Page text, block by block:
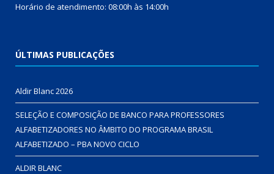
Horário de atendimento: 08:00h às 14:00h
ÚLTIMAS PUBLICAÇÕES
Aldir Blanc 2026
SELEÇÃO E COMPOSIÇÃO DE BANCO PARA PROFESSORES
ALFABETIZADORES NO ÂMBITO DO PROGRAMA BRASIL
ALFABETIZADO – PBA NOVO CICLO
ALDIR BLANC